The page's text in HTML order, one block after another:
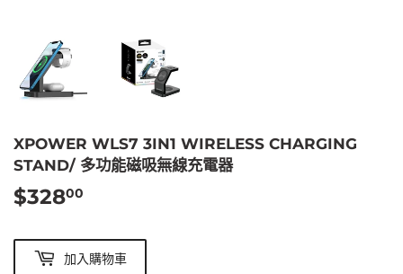
XPOWER WLS7 3IN1 WIRELESS CHARGING
STAND/ 多功能磁吸無線充電器
$32800
加入購物車